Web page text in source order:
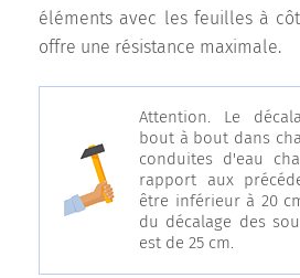
éléments avec les feuilles à
offre une résistance maximale.
Attention. Le
bout à bout dans
conduites d'eau
rapport aux
être inférieur à 20
du décalage des
est de 25 cm.